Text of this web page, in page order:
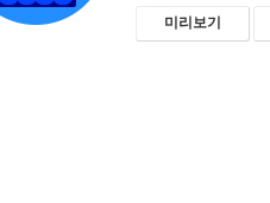
미리보기